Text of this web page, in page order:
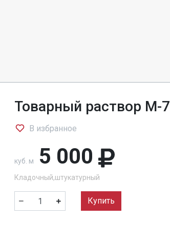
Товарный раствор М-
В избранное
куб. м 5 000
Кладочный,штукатурный
Купить